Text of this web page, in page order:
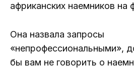
африканских наемников на
Она назвала запросы
«непрофессиональными»,
бы вам не говорить о